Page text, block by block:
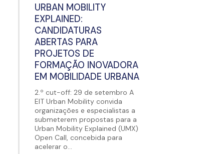
URBAN MOBILITY
EXPLAINED:
CANDIDATURAS
ABERTAS PARA
PROJETOS DE
FORMAÇÃO INOVADORA
EM MOBILIDADE URBANA
2.º cut-off: 29 de setembro A
EIT Urban Mobility convida
organizações e especialistas a
submeterem propostas para a
Urban Mobility Explained (UMX)
Open Call, concebida para
acelerar o...